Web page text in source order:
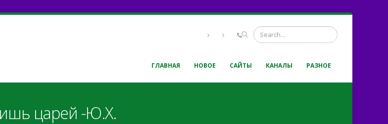
ГЛАВНАЯ НОВОЕ САЙТЫ КАНАЛЫ РАЗНОЕ
царей -Ю.Х.